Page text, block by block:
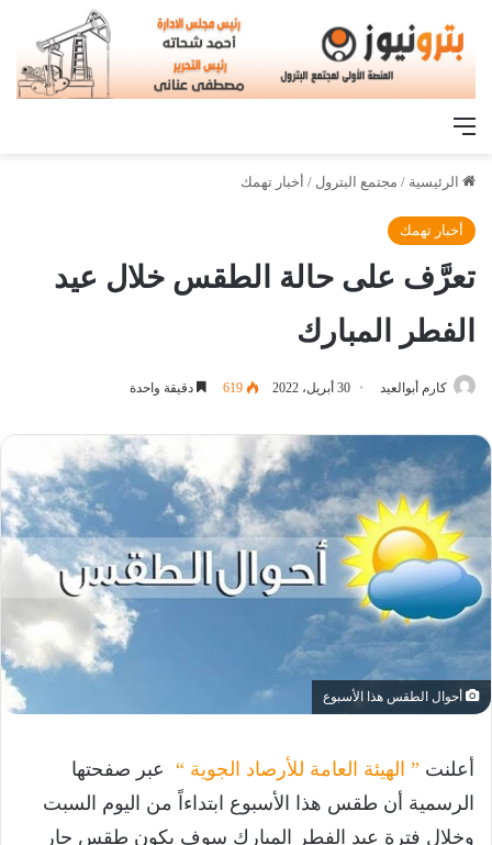
القائمة
الرئيسية / مجتمع البترول / أخبار تهمك
أخبار تهمك
تعرَّف على حالة الطقس خلال عيد
الفطر المبارك
كارم أبوالعيد 30 أبريل، 2022 619 دقيقة واحدة
أحوال الطقس هذا الأسبوع
أعلنت ” الهيئة العامة للأرصاد الجوية “ عبر صفحتها
الرسمية أن طقس هذا الأسبوع ابتداءاً من اليوم السبت
وخلال فترة عيد الفطر المبارك سوف يكون طقس حار